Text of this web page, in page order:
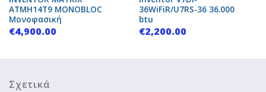
ATMH14T9 MONOBLOC
Μονοφασική
€4,900.00
36WiFiR/U7RS-36 36.000
btu
€2,200.00
Σχετικά